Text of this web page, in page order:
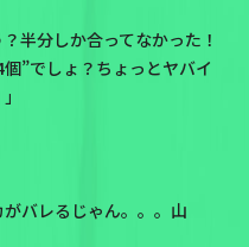
半分しか合ってなかった！
”でしょ？ちょっとヤバイ
バレるじゃん。。。山